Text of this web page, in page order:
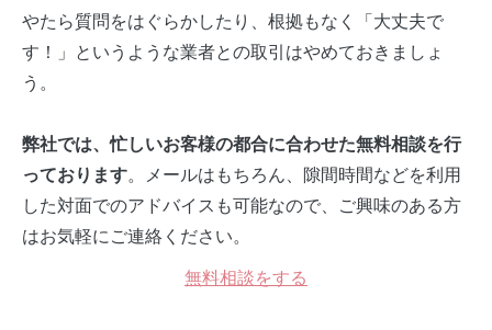
やたら質問をはぐらかしたり、根拠もなく「大丈夫で
す！」というような業者との取引はやめておきましょ
う。
弊社では、忙しいお客様の都合に合わせた無料相談を行
っております。メールはもちろん、隙間時間などを利用
した対面でのアドバイスも可能なので、ご興味のある方
はお気軽にご連絡ください。
無料相談をする